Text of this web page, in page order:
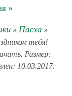
»
» Пасха»
тебя!
Размер:
10.03.2017.